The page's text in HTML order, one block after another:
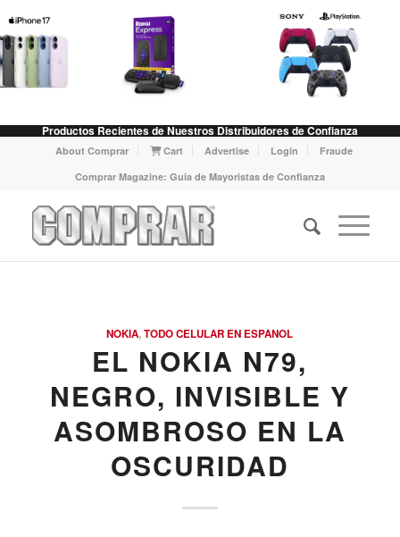
Productos Recientes de Nuestros Distribuidores de Confianza
About Comprar Cart Advertise Login
Fraude
Comprar Magazine: Guia de Mayoristas de Confianza
NOKIA,TODO CELULAR EN ESPANOL
EL NOKIA N79,
NEGRO, INVISIBLE Y
ASOMBROSO EN LA
OSCURIDAD